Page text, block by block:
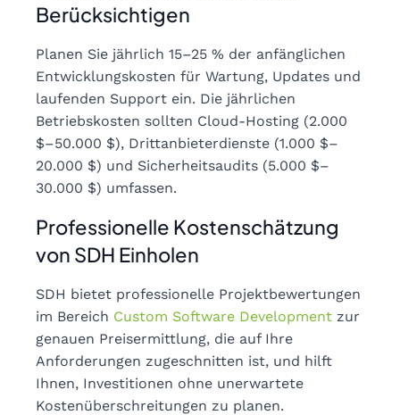
Berücksichtigen
Planen Sie jährlich 15–25 % der anfänglichen
Entwicklungskosten für Wartung, Updates und
laufenden Support ein. Die jährlichen
Betriebskosten sollten Cloud-Hosting (2.000
$–50.000 $), Drittanbieterdienste (1.000 $–
20.000 $) und Sicherheitsaudits (5.000 $–
30.000 $) umfassen.
Professionelle Kostenschätzung
von SDH Einholen
SDH bietet professionelle Projektbewertungen
im Bereich Custom Software Development zur
genauen Preisermittlung, die auf Ihre
Anforderungen zugeschnitten ist, und hilft
Ihnen, Investitionen ohne unerwartete
Kostenüberschreitungen zu planen.